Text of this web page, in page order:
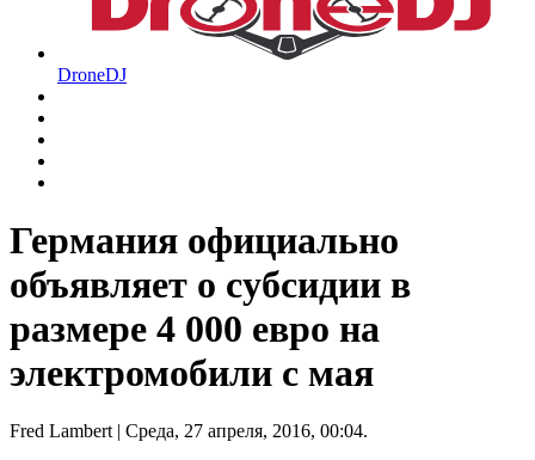
DroneDJ
Германия официально
объявляет о субсидии в
размере 4 000 евро на
электромобили с мая
Fred Lambert| Среда, 27 апреля, 2016, 00:04.